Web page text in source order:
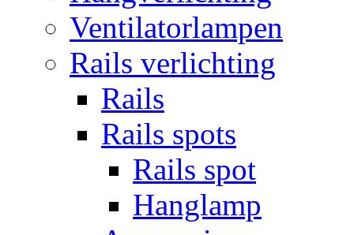
Ventilatorlampen
Rails verlichting
Rails
Rails spots
Rails spot
Hanglamp